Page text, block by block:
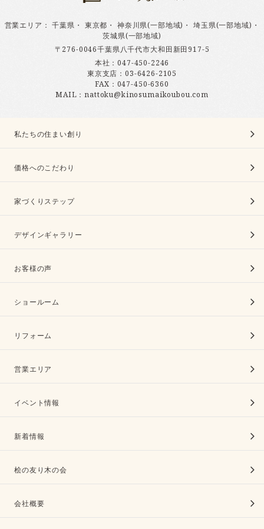
営業エリア ：千葉県 ・ 東京都 ・ 神奈川県(一部地域) ・ 埼玉県(一部地域) ・
茨城県(一部地域)
〒276-0046千葉県八千代市大和田新田917-5
本社：047-450-2246
東京支店：03-6426-2105
FAX：047-450-6360
MAIL：nattoku@kinosumaikoubou.com
私たちの住まい創り
価格へのこだわり
家づくりステップ
デザインギャラリー
お客様の声
ショールーム
リフォーム
営業エリア
イベント情報
新着情報
桧の友り木の会
会社概要